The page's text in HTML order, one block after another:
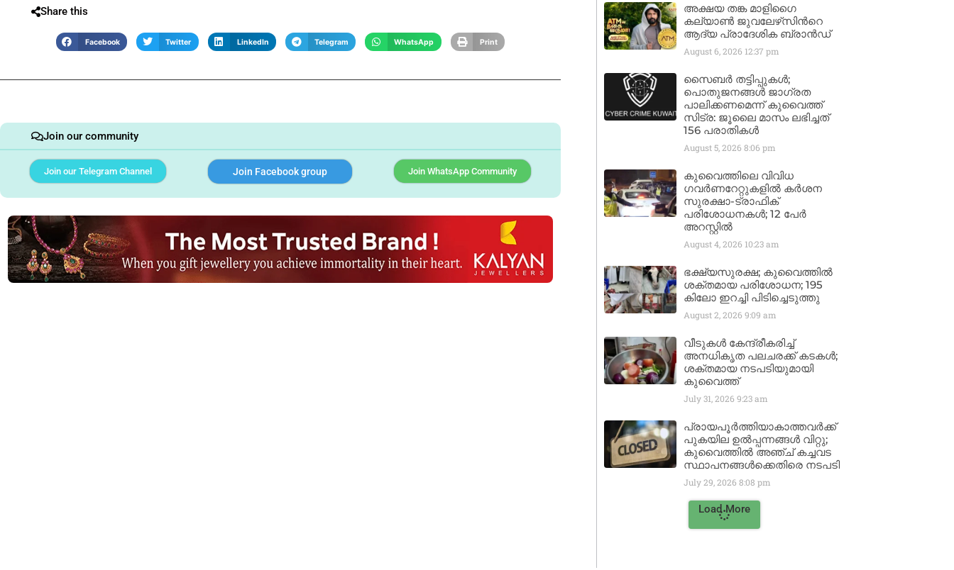
Share this
Facebook Twitter LinkedIn Telegram WhatsApp Print
Join our community
Join our Telegram Channel Join Facebook group Join WhatsApp Community
അക്ഷയ തങ്ക മാളിഗൈ
കല്യാണ്‍ ജുവലേഴ്‌സിന്‍റെ
ആദ്യ പ്രാദേശിക ബ്രാന്‍ഡ്
August 6, 2026 12:37 pm
സൈബർ തട്ടിപ്പുകൾ;
പൊതുജനങ്ങൾ ജാഗ്രത
പാലിക്കണമെന്ന് കുവൈത്ത്
സിട്ര: ജൂലൈ മാസം ലഭിച്ചത്
156 പരാതികൾ
August 5, 2026 8:06 pm
കുവൈത്തിലെ വിവിധ
ഗവർണറേറ്റുകളിൽ കർശന
സുരക്ഷാ-ട്രാഫിക്
പരിശോധനകൾ; 12 പേർ
അറസ്റ്റിൽ
August 4, 2026 10:23 am
ഭക്ഷ്യസുരക്ഷ; കുവൈത്തിൽ
ശക്തമായ പരിശോധന; 195
കിലോ ഇറച്ചി പിടിച്ചെടുത്തു
August 2, 2026 9:09 am
വീടുകൾ കേന്ദ്രീകരിച്ച്
അനധികൃത പലചരക്ക് കടകൾ;
ശക്തമായ നടപടിയുമായി
കുവൈത്ത്
July 31, 2026 9:23 am
പ്രായപൂർത്തിയാകാത്തവർക്ക്
പുകയില ഉൽപ്പന്നങ്ങൾ വിറ്റു;
കുവൈത്തിൽ അഞ്ച് കച്ചവട
സ്ഥാപനങ്ങൾക്കെതിരെ നടപടി
July 29, 2026 8:08 pm
Load More